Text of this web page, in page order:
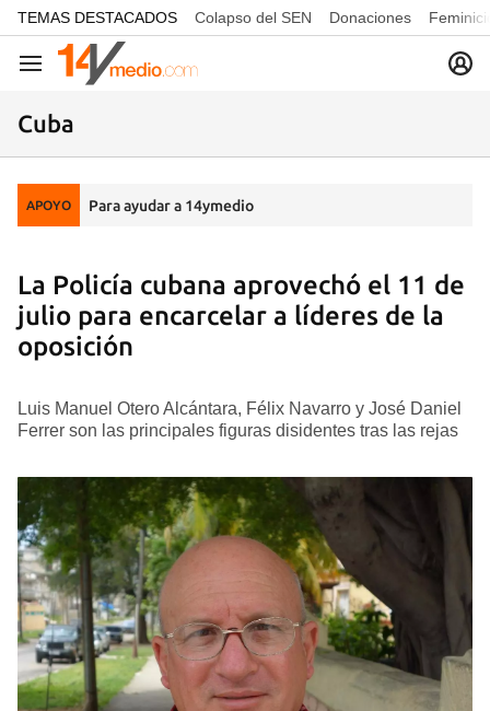
common.go-to-content
TEMAS DESTACADOS Colapso del SEN Donaciones
Navegación
Cuba
APOYO Para ayudar a 14ymedio
La Policía cubana aprovechó el 11 de
julio para encarcelar a líderes de la
oposición
Luis Manuel Otero Alcántara, Félix Navarro y José Daniel
Ferrer son las principales figuras disidentes tras las rejas